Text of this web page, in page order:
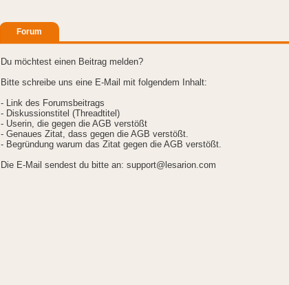
Forum
Du möchtest einen Beitrag melden?
Bitte schreibe uns eine E-Mail mit folgendem Inhalt:
- Link des Forumsbeitrags
- Diskussionstitel (Threadtitel)
- Userin, die gegen die AGB verstößt
- Genaues Zitat, dass gegen die AGB verstößt.
- Begründung warum das Zitat gegen die AGB verstößt.
Die E-Mail sendest du bitte an: support@lesarion.com